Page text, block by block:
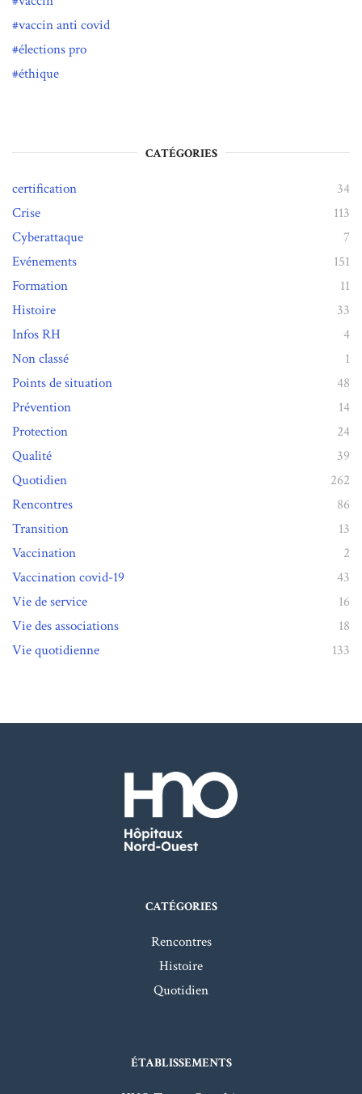
vaccin anti covid
élections pro
éthique
CATÉGORIES
certification
34
Crise
113
Cyberattaque
7
Evénements
151
Formation
11
Histoire
33
Infos RH
4
Non classé
1
Points de situation
48
Prévention
14
Protection
24
Qualité
39
Quotidien
262
Rencontres
86
Transition
13
Vaccination
2
Vaccination covid-19
43
Vie de service
16
Vie des associations
18
Vie quotidienne
133
CATÉGORIES
Rencontres
Histoire
Quotidien
ÉTABLISSEMENTS